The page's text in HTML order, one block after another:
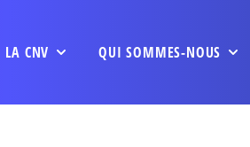
LA CNV QUI SOMMES-NOUS